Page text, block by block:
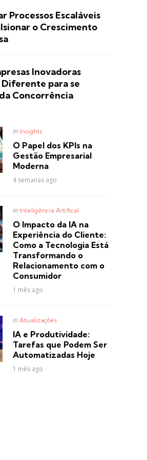
Processos Escaláveis
o Crescimento
Inovadoras
Diferente para se
Concorrência
Posted
in Insights
O Papel dos KPIs na
Gestão Empresarial
Moderna
4 semanas ago
Posted
in Inteligência Artifical
O Impacto da IA na
Experiência do Cliente:
Como a Tecnologia Está
Transformando o
Relacionamento com o
Consumidor
1 mês ago
Posted
in Atualizações
IA e Produtividade:
Tarefas que Podem Ser
Automatizadas Hoje
1 mês ago